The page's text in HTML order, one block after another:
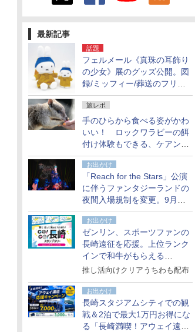
最新記事
話題
フェルメール《真珠の耳飾り
の少女》展のグッズ公開。図
録/ミッフィー/葬送のフリー
レンほか、注目ブランドコラ
ボが実現
旅レポ
手のひらから食べる姿がかわ
いい！ ロックワラビーの餌
付け体験もできる、ケアンズ
でアサートン高原の日本語ガ
イド付きツアーに参加してみ
た
お出かけ
「Reach for the Stars」公演
に伴うファンタジーランドの
夜間入場規制を変更。9月か
ら18時50分～20時ごろに
お出かけ
ゼンリン、スポーツファンの
長崎遠征を応援。上位ランク
インで和牛がもらえる
「GO！GO！長崎スタンプラ
推し活向けクリアうちわも配布
お出かけ
長崎スタジアムシティでの観
戦＆2泊で最大1万円お得にな
る「長崎満喫！アウェイ遠征